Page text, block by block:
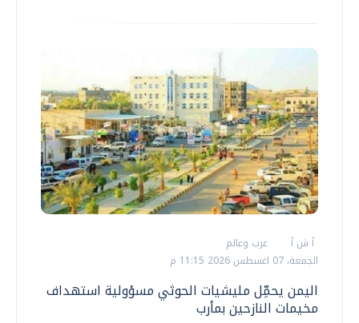
أ ش أ
عرب وعالم
الجمعة، 07 اغسطس 2026 11:15 م
اليمن يحمِّل مليشيات الحوثي مسؤولية استهداف
مخيمات النازحين بمأرب